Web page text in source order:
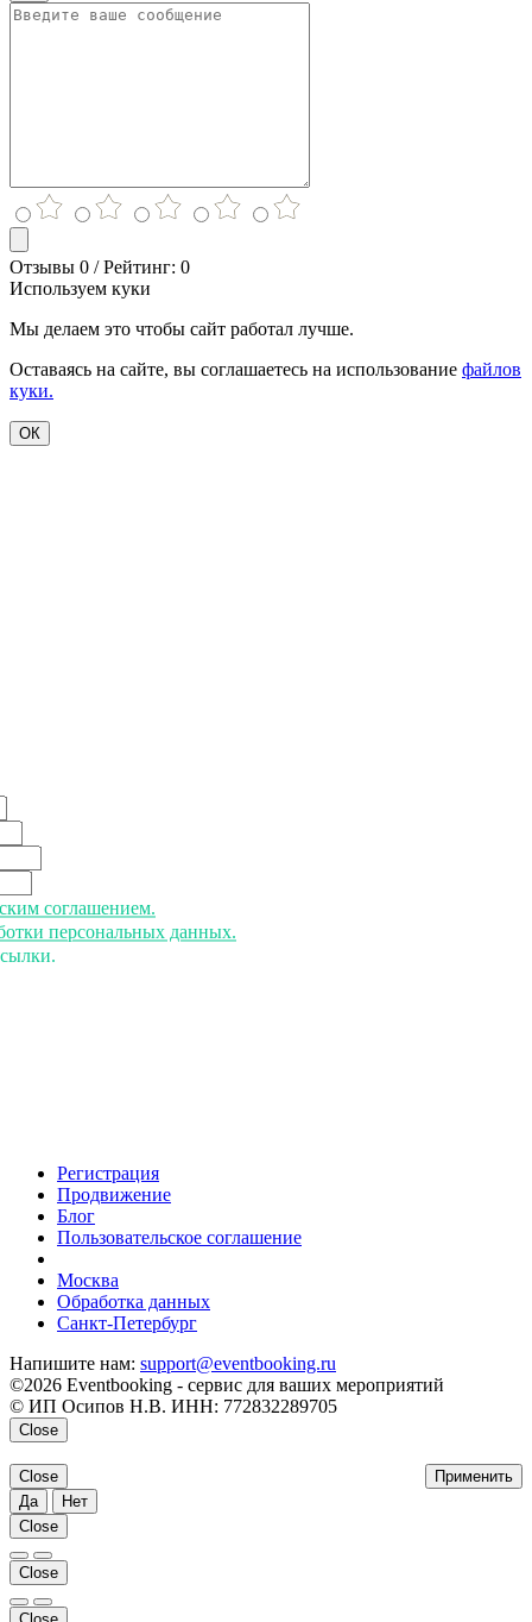
Отзывы 0 / Рейтинг: 0
Используем куки
Мы делаем это чтобы сайт работал лучше.
Оставаясь на сайте, вы соглашаетесь на использование файлов
куки.
ОК
соглашением.
персональных данных.
Регистрация
Продвижение
Блог
Пользовательское соглашение
Москва
Обработка данных
Санкт-Петербург
Напишите нам: support@eventbooking.ru
©2026 Eventbooking - сервис для ваших мероприятий
© ИП Осипов Н.В. ИНН: 772832289705
Close
Применить
Close
Да
Нет
Close
Close